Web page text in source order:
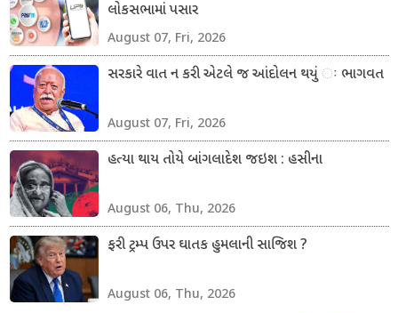
લોકસભામાં પસાર
August 07, Fri, 2026
સરકારે વાત ન કરી એટલે જ આંદોલન થયું ઃ ભાગવત
August 07, Fri, 2026
હત્યા થાય તોયે બાંગલાદેશ જઇશ : હસીના
August 06, Thu, 2026
ફરી ટ્રમ્પ ઉપર ઘાતક હુમલાની સાજિશ ?
August 06, Thu, 2026